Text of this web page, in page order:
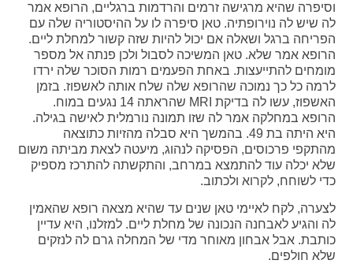
וסיפרה שהיא מרגישה זרמים והרדמות ברגליים, הרופא אמר
לה שיש לה נוירופתיה. טאן סיפרה לו על ההיסטוריה שלה עם
הפריחה ברגל ושאלה אם יכול להיות שזה קשור למחלת ליים.
הרופא אמר שלא. טאן המשיכה לסבול ולכן פנתה אל מספר
מומחים להתייעצות. באחת הפעמים רמות הסוכר שלה ירדו
לרמה כל כך נמוכה שהרופא שלה שלח אותה לאשפוז. בזמן
האשפוז, עשו לה בדיקת MRI שהראתה 14 נגעים במוח.
הרופא במחלקה אמר לה שזו תמונה נורמלית לאישה בגילה.
היא היתה בת 49. בהמשך היא סבלה מהזיות כתוצאה
מהתקפי פרכוסים, הפסיקה לנהוג, מיעטה לצאת מביתה משום
שלא יכלה עוד להתמצא במרחב, והתקשתה להתרכז מספיק
כדי לשוחח, לקרוא ולכתוב.
לצערה, לקח לאיימי טאן שנים עד שהיא מצאה רופא שהאמין
לה והגיע לאבחנה הנכונה של מחלת ליים. למזלנו, היא עדיין
כותבת. אבל אבחון מאוחר מדי של המחלה גרם לה לנזקים
שלא חולפים.